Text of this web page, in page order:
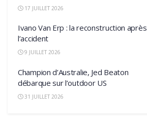
17 JUILLET 2026
Ivano Van Erp : la reconstruction après
l’accident
9 JUILLET 2026
Champion d’Australie, Jed Beaton
débarque sur l’outdoor US
31 JUILLET 2026